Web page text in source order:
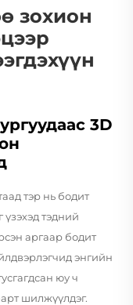
зохион
3D
тэр нь бодит
тэдний
аргаар бодит
энгийн
юу ч
шилжүүлдэг.